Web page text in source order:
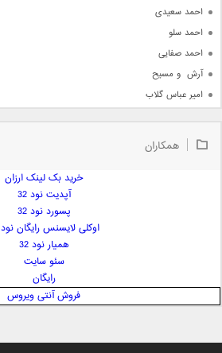
احمد سعیدی
احمد سلو
احمد صفایی
آرش  و مسیح
امیر عباس گلاب
امیر علی
ایمان غلامی
بابک جهانبخش
همکاران
خرید بک لینک ارزان
آپدیت نود 32
پسورد نود 32
اوکلی لایسنس رایگان نود 32
همیار نود 32
سئو سایت
رایگان
فروش آنتی ویروس